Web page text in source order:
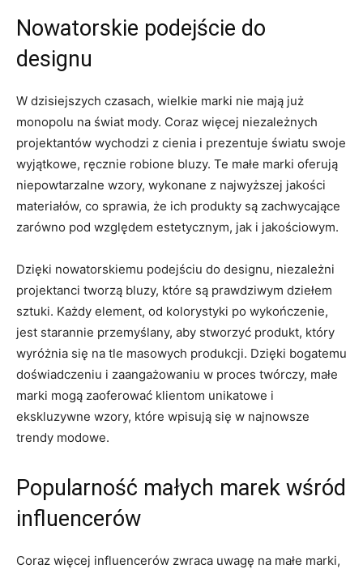
Nowatorskie podejście do
designu
W dzisiejszych czasach, wielkie​ marki nie ‌mają już
monopolu ‍na​ świat mody. Coraz więcej ‍niezależnych
projektantów wychodzi z cienia​ i prezentuje światu swoje⁣
wyjątkowe, ręcznie robione bluzy. Te małe marki oferują
‌niepowtarzalne wzory, wykonane z najwyższej jakości
materiałów, ⁤co sprawia, że ich produkty są zachwycające
zarówno⁤ pod względem estetycznym, jak ⁢i jakościowym.
Dzięki nowatorskiemu podejściu do designu, niezależni
projektanci tworzą bluzy, które są prawdziwym dziełem
sztuki.‌ Każdy ⁢element, od ⁤kolorystyki​ po wykończenie,
jest starannie przemyślany, aby stworzyć produkt, który
wyróżnia się na ⁤tle masowych ⁢produkcji. Dzięki bogatemu
doświadczeniu i zaangażowaniu w proces twórczy, małe
marki⁤ mogą zaoferować klientom unikatowe i
ekskluzywne wzory,‍ które ⁤wpisują​ się w najnowsze
trendy modowe.
Popularność małych marek wśród
influencerów
Coraz więcej influencerów zwraca uwagę⁤ na małe⁢ marki,